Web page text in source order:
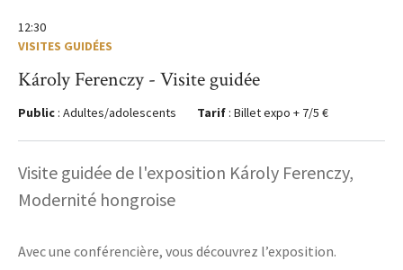
12:30
VISITES GUIDÉES
Károly Ferenczy - Visite guidée
Public : Adultes/adolescents Tarif : Billet expo + 7/5 €
Visite guidée de l'exposition Károly Ferenczy,
Modernité hongroise
Avec une conférencière, vous découvrez l’exposition.